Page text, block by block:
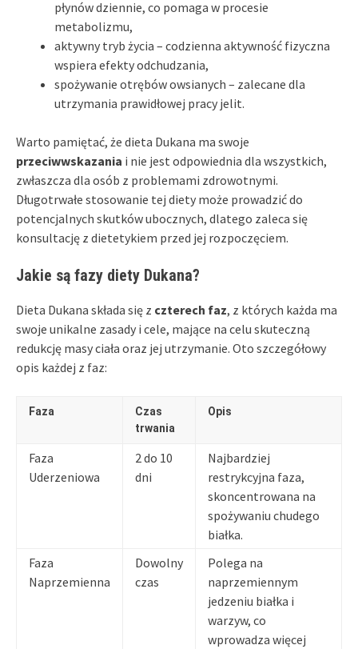
płynów dziennie, co pomaga w procesie
metabolizmu,
aktywny tryb życia – codzienna aktywność fizyczna
wspiera efekty odchudzania,
spożywanie otrębów owsianych – zalecane dla
utrzymania prawidłowej pracy jelit.
Warto pamiętać, że dieta Dukana ma swoje
przeciwwskazania i nie jest odpowiednia dla wszystkich,
zwłaszcza dla osób z problemami zdrowotnymi.
Długotrwałe stosowanie tej diety może prowadzić do
potencjalnych skutków ubocznych, dlatego zaleca się
konsultację z dietetykiem przed jej rozpoczęciem.
Jakie są fazy diety Dukana?
Dieta Dukana składa się z czterech faz, z których każda ma
swoje unikalne zasady i cele, mające na celu skuteczną
redukcję masy ciała oraz jej utrzymanie. Oto szczegółowy
opis każdej z faz:
Faza
Czas
trwania
Opis
Faza
Uderzeniowa
2 do 10
dni
Najbardziej
restrykcyjna faza,
skoncentrowana na
spożywaniu chudego
białka.
Faza
Naprzemienna
Dowolny
czas
Polega na
naprzemiennym
jedzeniu białka i
warzyw, co
wprowadza więcej